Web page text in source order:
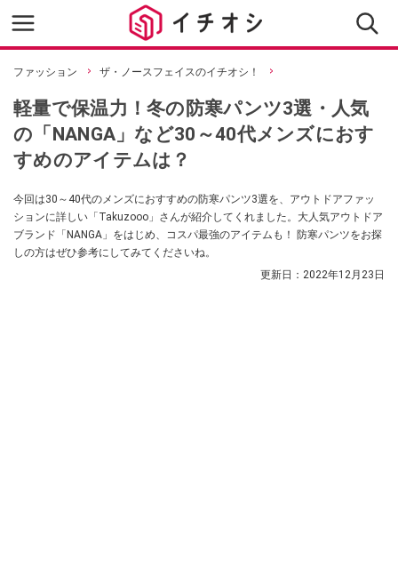
ファッション ザ・ノースフェイスのイチオシ！
軽量で保温力！冬の防寒パンツ3選・人気
の「NANGA」など30～40代メンズにおす
すめのアイテムは？
今回は30～40代のメンズにおすすめの防寒パンツ3選を、アウトドアファッ
ションに詳しい「Takuzooo」さんが紹介してくれました。大人気アウトドア
ブランド「NANGA」をはじめ、コスパ最強のアイテムも！ 防寒パンツをお探
しの方はぜひ参考にしてみてくださいね。
更新日： 2022年12月23日